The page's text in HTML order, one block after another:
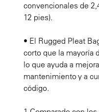
convencionales de
12 pies).
• El Rugged Pleat
corto que la mayoría
lo que ayuda a
mantenimiento y a
código.